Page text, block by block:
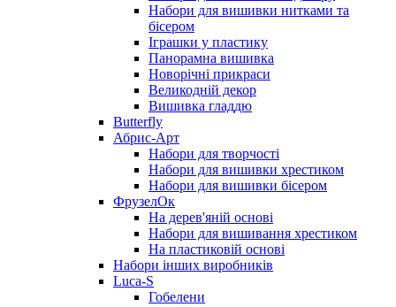
Набори для вишивки нитками та
бісером
Іграшки у пластику
Панорамна вишивка
Новорічні прикраси
Великодній декор
Вишивка гладдю
Butterfly
Абрис-Арт
Набори для творчості
Набори для вишивки хрестиком
Набори для вишивки бісером
ФрузелОк
На дерев'яній основі
Набори для вишивання хрестиком
На пластиковій основі
Набори інших виробників
Luca-S
Гобелени